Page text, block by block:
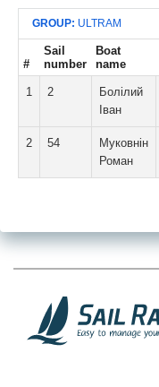
GROUP: ULTRAM
#
Sail
number
Boat
name
1 2
Болілий
Іван
2 54
Муковнін
Роман